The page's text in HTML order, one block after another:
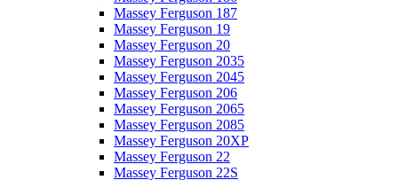
Massey Ferguson 187
Massey Ferguson 19
Massey Ferguson 20
Massey Ferguson 2035
Massey Ferguson 2045
Massey Ferguson 206
Massey Ferguson 2065
Massey Ferguson 2085
Massey Ferguson 20XP
Massey Ferguson 22
Massey Ferguson 22S